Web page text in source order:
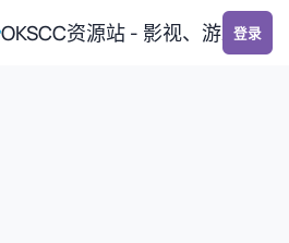
OKSCC资源站 - 影视、游戏、
登录